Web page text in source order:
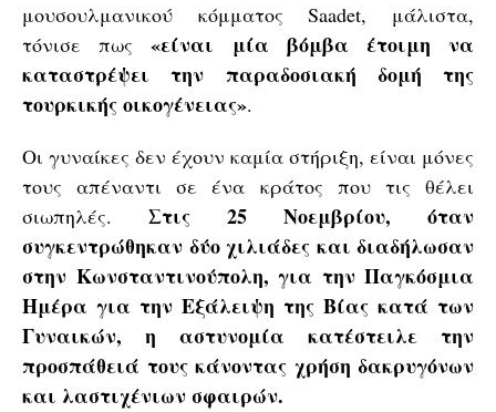
μουσουλμανικού κόμματος Saadet, μάλιστα,
τόνισε πως«είναι μία βόμβα έτοιμη να
καταστρέψει την παραδοσιακή δομή της
τουρκικής οικογένειας».
Oι γυναίκες δεν έχουν καμία στήριξη, είναι μόνες
τους απέναντι σε ένα κράτος που τις θέλει
σιωπηλές.
Στις 25 Νοεμβρίου, όταν
συγκεντρώθηκαν δύο χιλιάδες και διαδήλωσαν
στην Κωνσταντινούπολη, για την Παγκόσμια
Ημέρα για την Εξάλειψη της Βίας κατά των
Γυναικών, η αστυνομία κατέστειλε την
προσπάθειά τους κάνοντας χρήση δακρυγόνων
και λαστιχένιων σφαιρών.